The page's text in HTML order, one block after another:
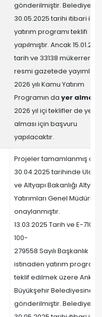
gönderilmiştir. Belediyece
30.05.2025 tarihi itibari ile
yatırım programı teklifi
yapılmıştır. Ancak
tarih ve 33138 mükerrer
resmi gazetede
2026 yılı Kamu Yatırım
Programın da yer
2026 yıl içi teklifler de yer
alması için başvuru
yapılacaktır.
Projeler tamamlanmış
30.04.2025 tarihinde
ve Altyapı Bakanlığı Altyapı
Yatırımları Genel
onaylanmıştır.
13.03.2025 Tarih ve E-
100-
279558 Sayılı Başkanlık
istinaden yatırım
teklif edilmek üzere
Büyükşehir Belediyesine
gönderilmiştir. Belediyece